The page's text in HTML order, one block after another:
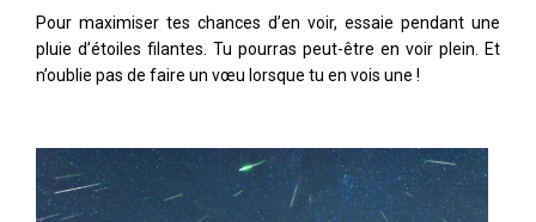
Pour maximiser tes chances d’en voir, essaie pendant une
pluie d’étoiles filantes. Tu pourras peut-être en voir plein. Et
n’oublie pas de faire un vœu lorsque tu en vois une !